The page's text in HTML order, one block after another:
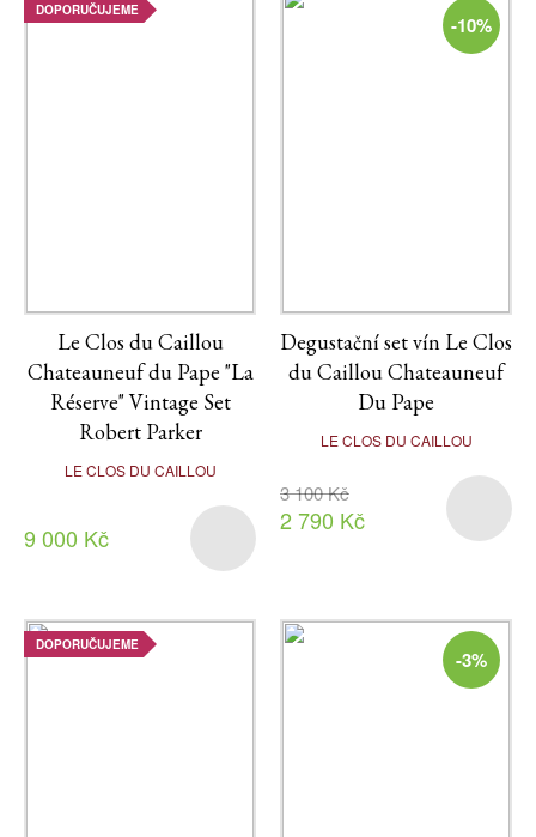
DOPORUČUJEME
Le Clos du Caillou
Chateauneuf du Pape "La
Réserve" Vintage Set
Robert Parker
LE CLOS DU CAILLOU
9 000 Kč
-10%
Degustační set vín Le Clos
du Caillou Chateauneuf
Du Pape
LE CLOS DU CAILLOU
3 100 Kč
2 790 Kč
DOPORUČUJEME
-3%